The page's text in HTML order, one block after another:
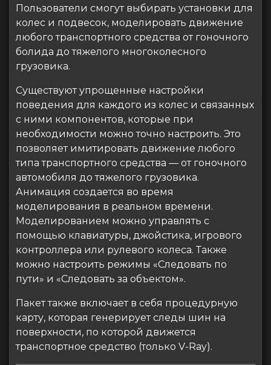
Пользователи смогут выбирать установки для
колес и подвесок, моделировать движение
любого транспортного средства от гоночного
болида до тяжелого многоколесного
грузовика.
Существуют упрощенные настройки
поведения для каждого из колес и связанных
с ними компонентов, которые при
необходимости можно точно настроить. Это
позволяет имитировать движение любого
типа транспортного средства — от гоночного
автомобиля до тяжелого грузовика.
Анимация создается во время
моделирования в реальном времени.
Моделированием можно управлять с
помощью клавиатуры, джойстика, игрового
контроллера или рулевого колеса. Также
можно настроить режимы «Следовать по
пути» и «Следовать за объектом».
Пакет также включает в себя процедурную
карту, которая генерирует следы шин на
поверхности, по которой движется
транспортное средство (только V-Ray).